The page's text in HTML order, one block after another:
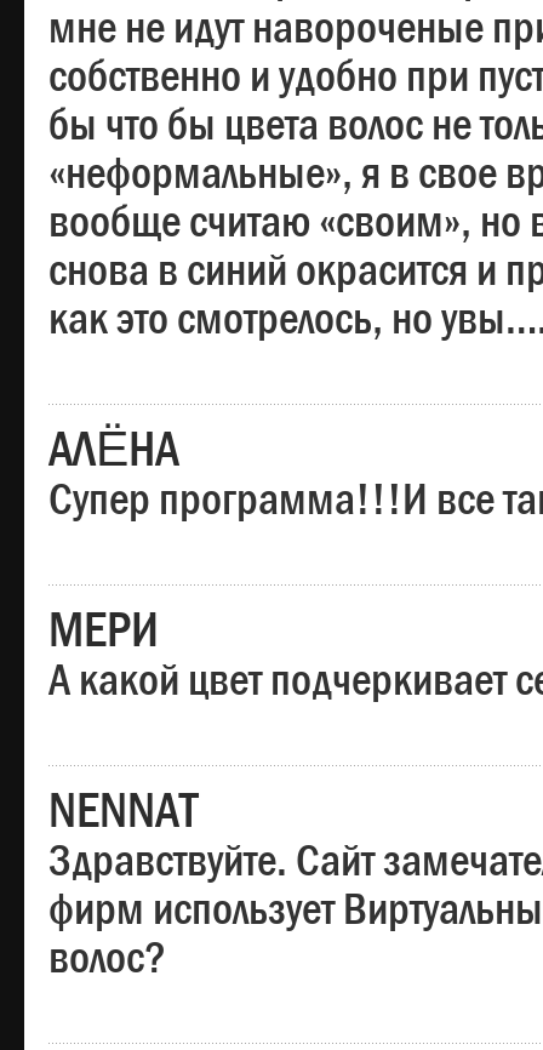
мне не идут навороченые
собственно и удобно при
бы что бы цвета волос не
«неформальные», я в свое
вообще считаю «своим», но
снова в синий окрасится и
как это смотрелось, но
АЛЁНА
Супер программа!!!И все
МЕРИ
А какой цвет подчеркивает
NENNAT
Здравствуйте. Сайт
фирм использует
волос?